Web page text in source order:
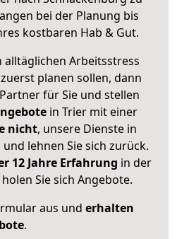
bei der Planung bis
kostbaren Hab & Gut.
alltäglichen Arbeitsstress
planen sollen, dann
für Sie und stellen
in Trier mit einer
nicht, unsere Dienste in
lehnen Sie sich zurück.
12 Jahre Erfahrung in der
Sie sich Angebote.
aus und erhalten
.